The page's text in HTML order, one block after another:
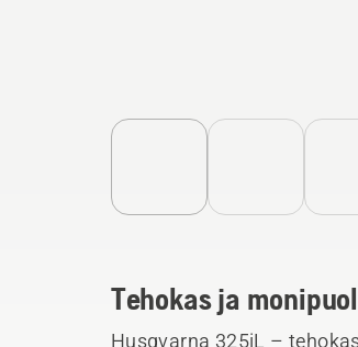
Tehokas ja
Husqvarna 325iL –